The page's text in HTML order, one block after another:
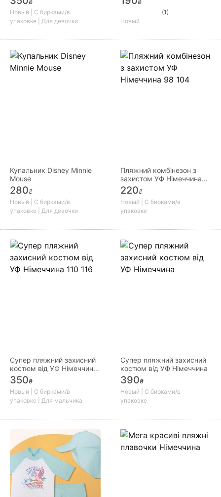
₴
Новый | С бирками/в
упаковке | Для девочки
₴
(1)
Новый
Купальник Disney Minnie
Mouse
280₴
Новый | С бирками/в
упаковке | Для девочки
Пляжний комбінезон з
захистом УФ Німеччина
98 104
220₴
Новый | С бирками/в
упаковке
Супер пляжний захисний
костюм від УФ Німеччина
110 116
350₴
Новый | С бирками/в
упаковке | Для мальчика
Супер пляжний захисний
костюм від УФ Німеччина
390₴
Новый | С бирками/в
упаковке